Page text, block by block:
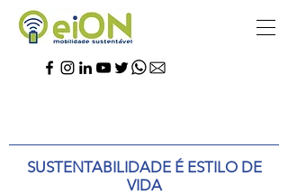
SUSTENTABILIDADE É ESTILO DE
VIDA